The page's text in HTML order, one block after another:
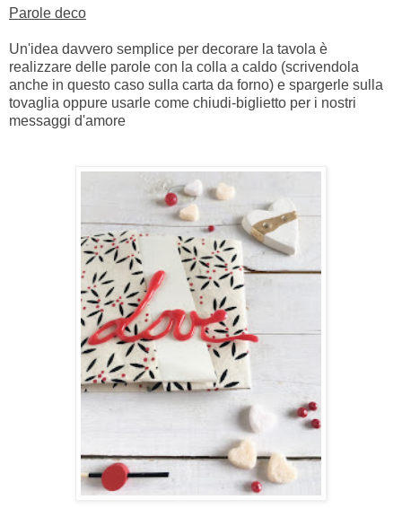
Parole deco
Un'idea davvero semplice per decorare la tavola è
realizzare delle parole con la colla a caldo (scrivendola
anche in questo caso sulla carta da forno) e spargerle sulla
tovaglia oppure usarle come chiudi-biglietto per i nostri
messaggi d'amore